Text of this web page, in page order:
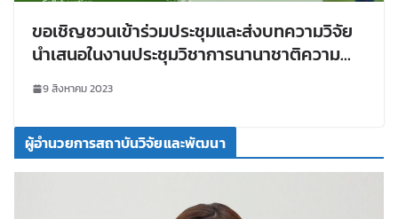
ขอเชิญชวนเข้าร่วมประชุมและส่งบทความวิจัย
นำเสนอในงานประชุมวิชาการนานาชาติความ
(International Conference on
Biodiversity 2023: IBD2023)
9 สิงหาคม 2023
ผู้อำนวยการสถาบันวิจัยและพัฒนา